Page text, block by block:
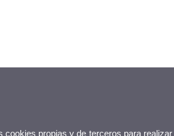
cookies propias y de terceros para realizar